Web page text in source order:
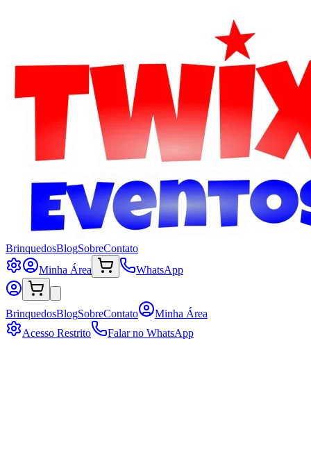
BrinquedosBlogSobreContato
Minha Área
WhatsApp
BrinquedosBlogSobreContato
Minha Área
Acesso Restrito
Falar no WhatsApp